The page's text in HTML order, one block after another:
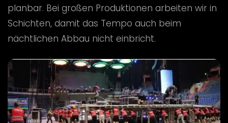
planbar. Bei großen Produktionen arbeiten wir in
Schichten, damit das Tempo auch beim
nächtlichen Abbau nicht einbricht.